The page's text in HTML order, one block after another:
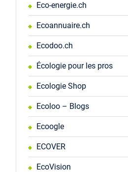
Eco-energie.ch
Ecoannuaire.ch
Ecodoo.ch
Écologie pour les pros
Ecologie Shop
Ecoloo – Blogs
Ecoogle
ECOVER
EcoVision